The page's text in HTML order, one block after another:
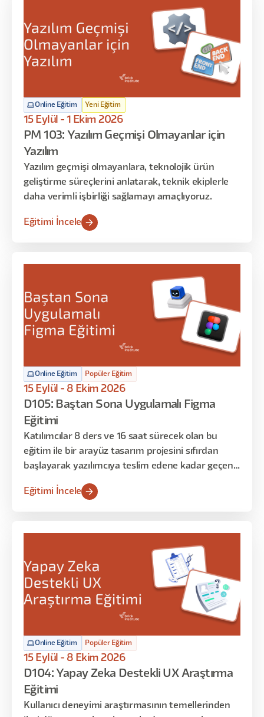
Online Eğitim Yeni Eğitim
15 Eylül - 1 Ekim 2026
PM 103: Yazılım Geçmişi Olmayanlar için
Yazılım
Yazılım geçmişi olmayanlara, teknolojik ürün
geliştirme süreçlerini anlatarak, teknik ekiplerle
daha verimli işbirliği sağlamayı amaçlıyoruz.
Eğitimi İncele
Online Eğitim Popüler Eğitim
15 Eylül - 8 Ekim 2026
D105: Baştan Sona Uygulamalı Figma
Eğitimi
Katılımcılar 8 ders ve 16 saat sürecek olan bu
eğitim ile bir arayüz tasarım projesini sıfırdan
başlayarak yazılımcıya teslim edene kadar geçen
ise istedikleri konseptte arayüzleri kullanıcı
katılımcılar ile orta seviyedeki katılımcıları aynı
seviyeye getirmeyi amaçlamaktadır. Sonraki
haftalarda bu temel bilgileri uygulamalı örneklerle
zenginleştirip Figma’ya hakim olacağız. Son
bölümde ise Figma’nın temel yapı taşlarını öğrenip
hayata geçireceğiz.
Eğitimi İncele
Online Eğitim Popüler Eğitim
15 Eylül - 8 Ekim 2026
D104: Yapay Zeka Destekli UX Araştırma
Eğitimi
Kullanıcı deneyimi araştırmasının temellerinden